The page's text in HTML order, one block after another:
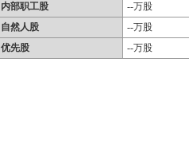
内部职工股
--万股
自然人股
--万股
优先股
--万股